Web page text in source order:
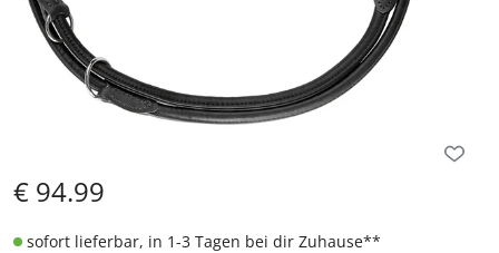
€ 94.99
sofort lieferbar, in 1-3 Tagen bei dir Zuhause**